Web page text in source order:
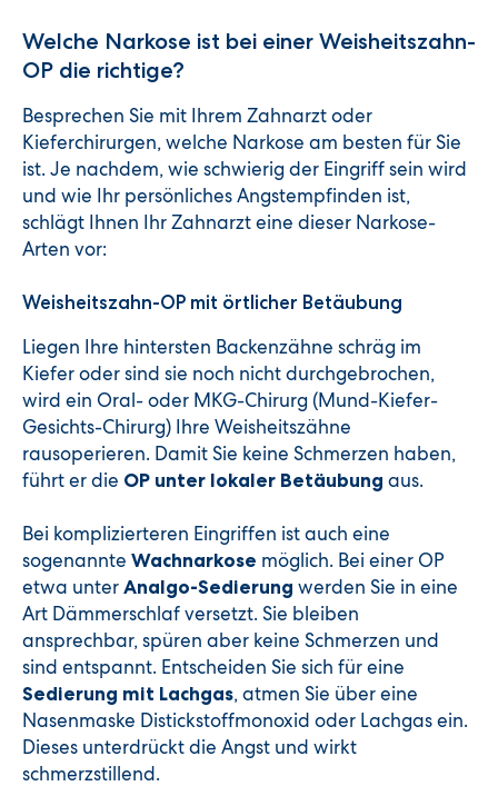
Welche Narkose ist bei einer Weisheitszahn-
OP die richtige?
Besprechen Sie mit Ihrem Zahnarzt oder
Kieferchirurgen, welche Narkose am besten für Sie
ist. Je nachdem, wie schwierig der Eingriff sein wird
und wie Ihr persönliches Angstempfinden ist,
schlägt Ihnen Ihr Zahnarzt eine dieser Narkose-
Arten vor:
Weisheitszahn-OP mit örtlicher Betäubung
Liegen Ihre hintersten Backenzähne schräg im
Kiefer oder sind sie noch nicht durchgebrochen,
wird ein Oral- oder MKG-Chirurg (Mund-Kiefer-
Gesichts-Chirurg) Ihre Weisheitszähne
rausoperieren. Damit Sie keine Schmerzen haben,
führt er die OP unter lokaler Betäubung aus.
Bei komplizierteren Eingriffen ist auch eine
sogenannte Wachnarkose möglich. Bei einer OP
etwa unter Analgo-Sedierung werden Sie in eine
Art Dämmerschlaf versetzt. Sie bleiben
ansprechbar, spüren aber keine Schmerzen und
sind entspannt. Entscheiden Sie sich für eine
Sedierung mit Lachgas, atmen Sie über eine
Nasenmaske Distickstoffmonoxid oder Lachgas ein.
Dieses unterdrückt die Angst und wirkt
schmerzstillend.